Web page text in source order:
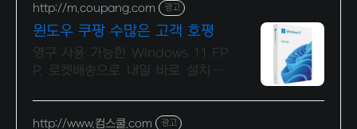
http://m.coupang.com 광고
윈도우 쿠팡 수많은 고객 호평
영구 사용 가능한 Windows 11 FP
P. 로켓배송으로 내일 바로 설치 시
교체 시 재설치까지 문제 없어요.
http://www.컴스쿨.com 광고